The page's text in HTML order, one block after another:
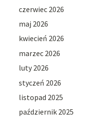
czerwiec 2026
maj 2026
kwiecień 2026
marzec 2026
luty 2026
styczeń 2026
listopad 2025
październik 2025